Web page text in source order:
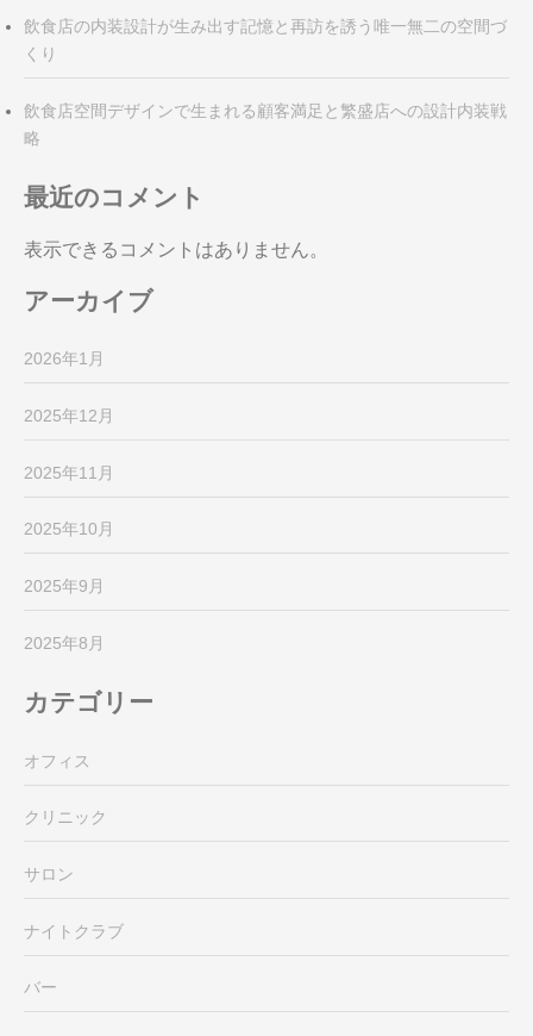
飲食店の内装設計が生み出す記憶と再訪を誘う唯一無二の空間づ
くり
飲食店空間デザインで生まれる顧客満足と繁盛店への設計内装戦
略
最近のコメント
表示できるコメントはありません。
アーカイブ
2026年1月
2025年12月
2025年11月
2025年10月
2025年9月
2025年8月
カテゴリー
オフィス
クリニック
サロン
ナイトクラブ
バー